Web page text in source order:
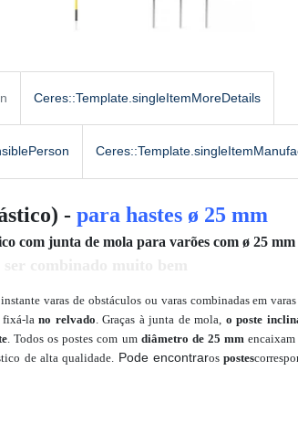
Ceres::Template.singleItemMoreDetails
- para hastes ø 25 mm
com junta de mola para varões com ø 25 mm
varas de obstáculos ou varas combinadas em
fixá-la no relvado . Graças à junta de mola, o poste
. Todos os postes com um diâmetro de 25 mm encaixam
de alta qualidade. Pode encontrarospostes